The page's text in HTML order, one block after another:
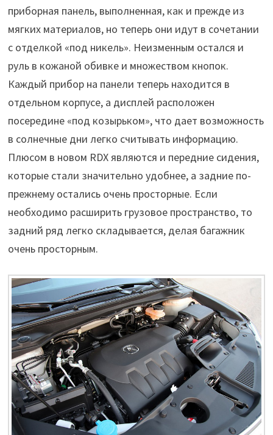
приборная панель, выполненная, как и прежде из
мягких материалов, но теперь они идут в сочетании
с отделкой «под никель». Неизменным остался и
руль в кожаной обивке и множеством кнопок.
Каждый прибор на панели теперь находится в
отдельном корпусе, а дисплей расположен
посередине «под козырьком», что дает возможность
в солнечные дни легко считывать информацию.
Плюсом в новом RDX являются и передние сидения,
которые стали значительно удобнее, а задние по-
прежнему остались очень просторные. Если
необходимо расширить грузовое пространство, то
задний ряд легко складывается, делая багажник
очень просторным.